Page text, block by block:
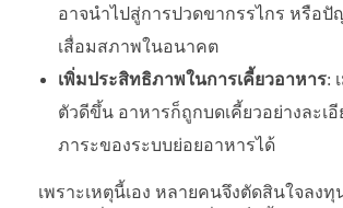
อาจนำไปสู่การปวดขากรรไกร หรือปั
เสื่อมสภาพในอนาคต
เพิ่มประสิทธิภาพในการเคี้ยวอาหาร:
ตัวดีขึ้น อาหารก็ถูกบดเคี้ยวอย่างละเ
ภาระของระบบย่อยอาหารได้
เพราะเหตุนี้เอง หลายคนจึงตัดสินใจลงทุ